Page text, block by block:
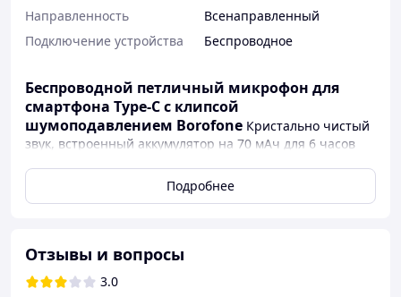
Направленность
Всенаправленный
Подключение устройства
Беспроводное
Беспроводной петличный микрофон для
смартфона Type-C с клипсой
шумоподавлением Borofone Кристально чистый
звук, встроенный аккумулятор на 70 мАч для 6 часов
микрофон с технологией шумоподавления, компактный
и легкий дизайн с удобной клипсой-прищепкой для
Подробнее
Отзывы и вопросы
3.0